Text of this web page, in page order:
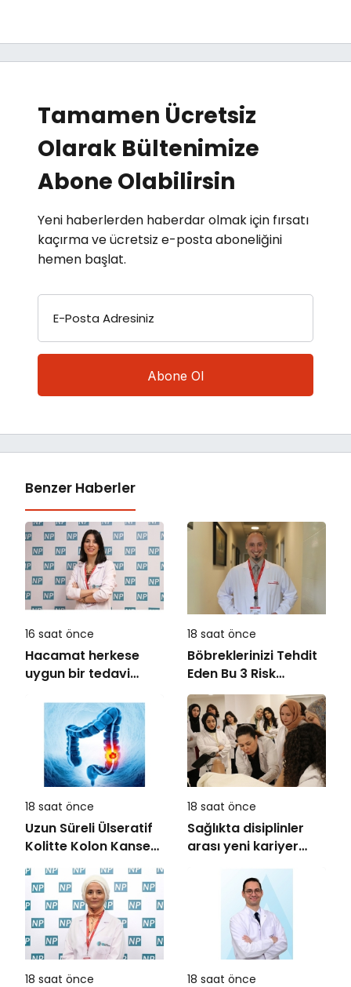
Tamamen Ücretsiz
Olarak Bültenimize
Abone Olabilirsin
Yeni haberlerden haberdar olmak için fırsatı
kaçırma ve ücretsiz e-posta aboneliğini
hemen başlat.
E-Posta Adresiniz
Benzer Haberler
16 saat önce
Hacamat herkese
uygun bir tedavi
18 saat önce
Böbreklerinizi Tehdit
Eden Bu 3 Risk
Faktörüne Dikkat!
18 saat önce
Uzun Süreli Ülseratif
Kolitte Kolon Kanseri
Riski Artıyor mu?
18 saat önce
Sağlıkta disiplinler
arası yeni kariyer
18 saat önce 18 saat önce